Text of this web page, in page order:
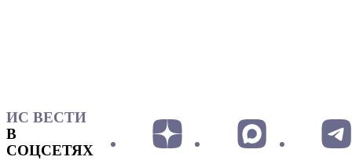
ИС ВЕСТИ
В
СОЦСЕТЯХ